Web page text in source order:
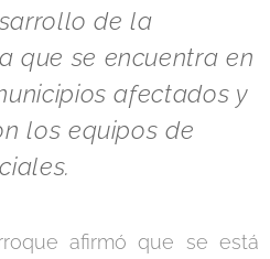
de la
que se encuentra en
afectados y
los equipos de
afirmó que se está